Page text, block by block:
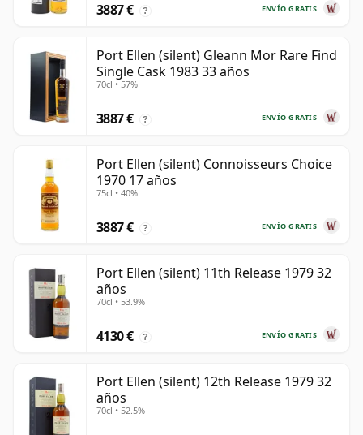
ENVÍO GRATIS
3887 € ?
Port Ellen (silent) Gleann Mor Rare Find
Single Cask 1983 33 años
70cl • 57%
ENVÍO GRATIS
3887 € ?
Port Ellen (silent) Connoisseurs Choice
1970 17 años
75cl • 40%
ENVÍO GRATIS
3887 € ?
Port Ellen (silent) 11th Release 1979 32
años
70cl • 53.9%
ENVÍO GRATIS
4130 € ?
Port Ellen (silent) 12th Release 1979 32
años
70cl • 52.5%